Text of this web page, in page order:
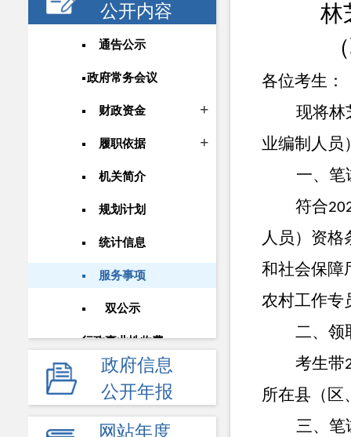
公开内容
通告公示
政府常务会议
财政资金
履职依据
机关简介
规划计划
统计信息
服务事项
双公示
行政事业性收费
政府采购
重大建设项目
政府信息
公开年报
网站年度
林
各位考生：
现将林
业编制人员
一、笔
符合
人员）资格
和社会保障
农村工作专
二、领
考生带
所在县（区
三、笔